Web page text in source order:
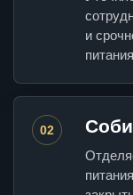
и
02